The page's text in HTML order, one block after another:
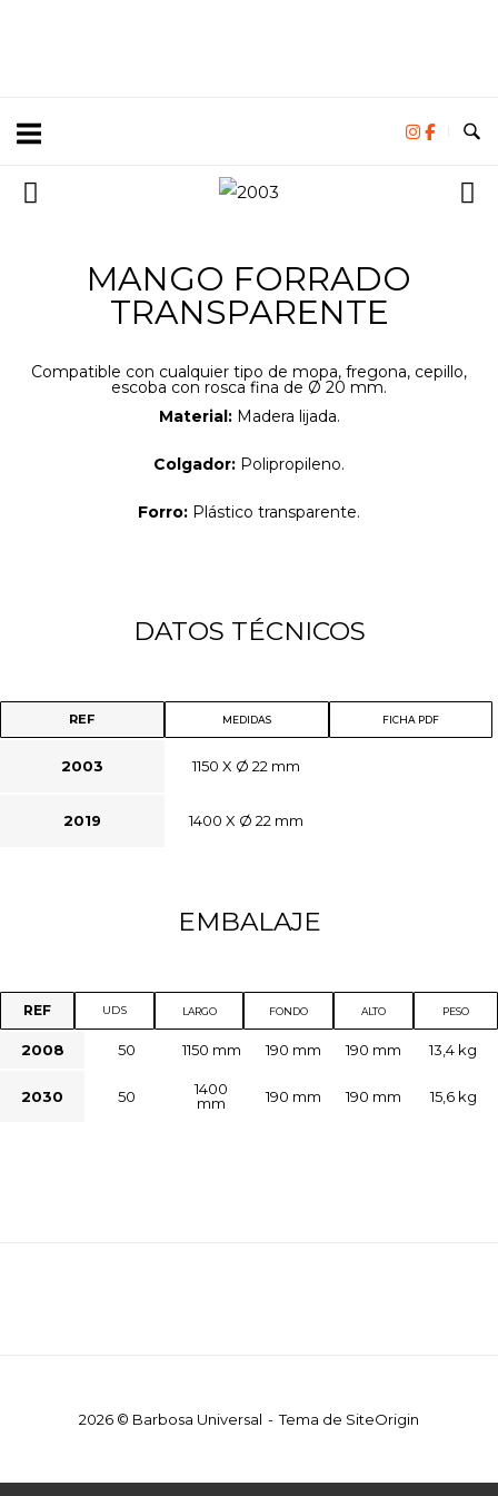
MANGO FORRADO
TRANSPARENTE
Compatible con cualquier tipo de mopa, fregona, cepillo,
escoba con rosca fina de Ø 20 mm.
Material: Madera lijada.
Colgador: Polipropileno.
Forro: Plástico transparente.
DATOS TÉCNICOS
REF MEDIDAS FICHA PDF
2003 1150 X Ø 22 mm
2019 1400 X Ø 22 mm
EMBALAJE
REF UDS LARGO FONDO ALTO PESO
2008 50 1150 mm 190 mm 190 mm 13,4 kg
2030 50
1400
mm
190 mm 190 mm 15,6 kg
2026 © Barbosa Universal Tema de SiteOrigin